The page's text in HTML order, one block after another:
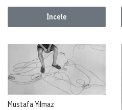
İncele
Mustafa Yılmaz